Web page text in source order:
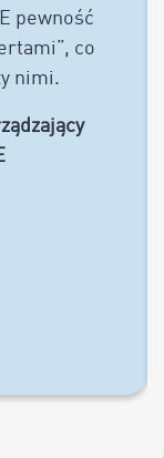
pewność
co
nimi.